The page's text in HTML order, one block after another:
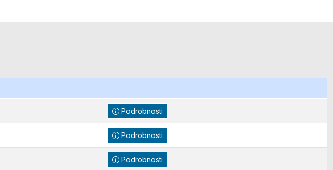
Podrobnosti
Podrobnosti
Podrobnosti